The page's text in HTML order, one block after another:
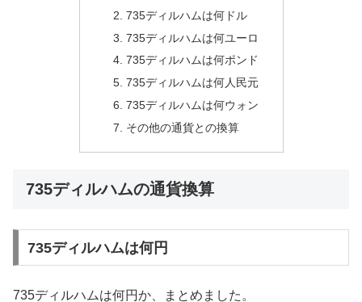
735ディルハムは何ドル
735ディルハムは何ユーロ
735ディルハムは何ポンド
735ディルハムは何人民元
735ディルハムは何ウォン
その他の通貨との換算
735ディルハムの通貨換算
735ディルハムは何円
735ディルハムは何円か、まとめました。